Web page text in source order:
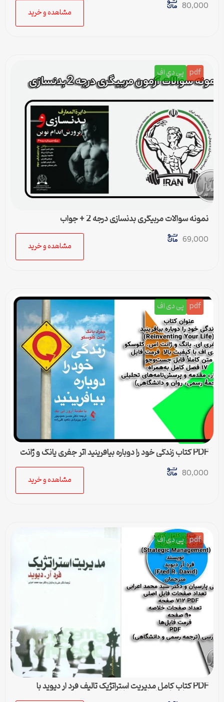
80,000
مشاهده و خرید
pdf پي دي اف
نمونه سوالات مربیگری بدنسازی درجه 2 + جواب
69,000
مشاهده و خرید
pdf پی دی اف
PDF کتاب زندگی خود را دوباره بیافرینید اثر جفری یانگ و ژانت
کلوسکو
80,000
مشاهده و خرید
pdf پی دی اف
PDF کتاب کامل مدیریت استراتژیک تالیف فرد ار دیوید با
ترجمه پارسیان و اعرابی + خلاصه